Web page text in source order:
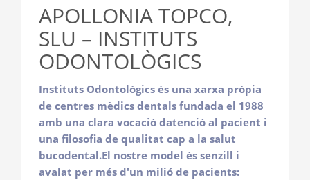
APOLLONIA TOPCO,
SLU – INSTITUTS
ODONTOLÒGICS
Instituts Odontològics és una xarxa pròpia
de centres mèdics dentals fundada el 1988
amb una clara vocació datenció al pacient i
una filosofia de qualitat cap a la salut
bucodental.El nostre model és senzill i
avalat per més d'un milió de pacients: